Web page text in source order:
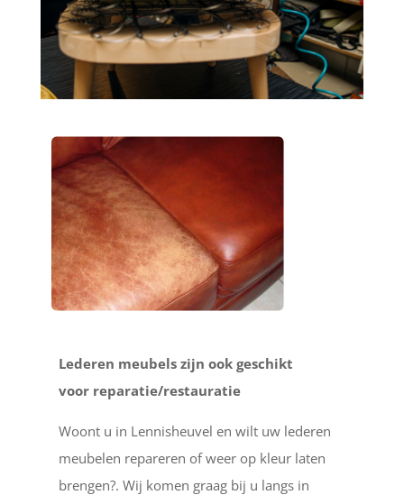
Lederen meubels zijn ook geschikt
voor reparatie/restauratie
Woont u in Lennisheuvel en wilt uw lederen
meubelen repareren of weer op kleur laten
brengen?. Wij komen graag bij u langs in